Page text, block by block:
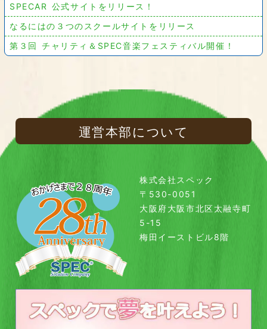
SPECAR 公式サイトをリリース！
なるにはの３つのスクールサイトをリリース
第３回 チャリティ＆SPEC音楽フェスティバル開催！
運営本部について
株式会社スペック
〒530-0051
大阪府大阪市北区太融寺町
5-15
梅田イーストビル8階